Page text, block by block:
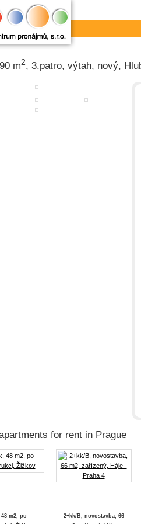
m2, 3.patro, výtah, nový,
for rent in Prague
48 m2, po
2+kk/B, novostavba, 66